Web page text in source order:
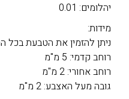
יהלומים: 0.01
מידות:
ניתן להזמין את הטבעת בכל
רוחב קדמי: 5 מ"מ
רוחב אחורי: 2 מ"מ
גובה מעל האצבע: 2 מ"מ